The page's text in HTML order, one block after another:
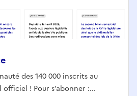
des 140 000 inscrits au
! Pour s’abonner :...